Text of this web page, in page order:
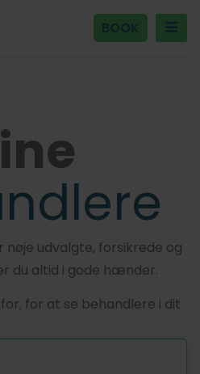
BOOK
nøje udvalgte, forsikrede og
du altid i gode hænder.
for at se behandlere i dit